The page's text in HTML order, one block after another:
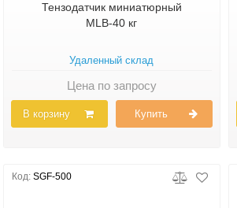
Тензодатчик миниатюрный
MLB-40 кг
Удаленный склад
Цена по запросу
В корзину Купить
Код: SGF-500